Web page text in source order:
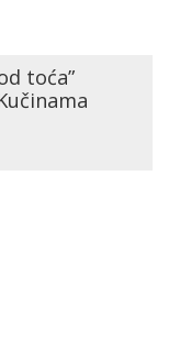
toća”